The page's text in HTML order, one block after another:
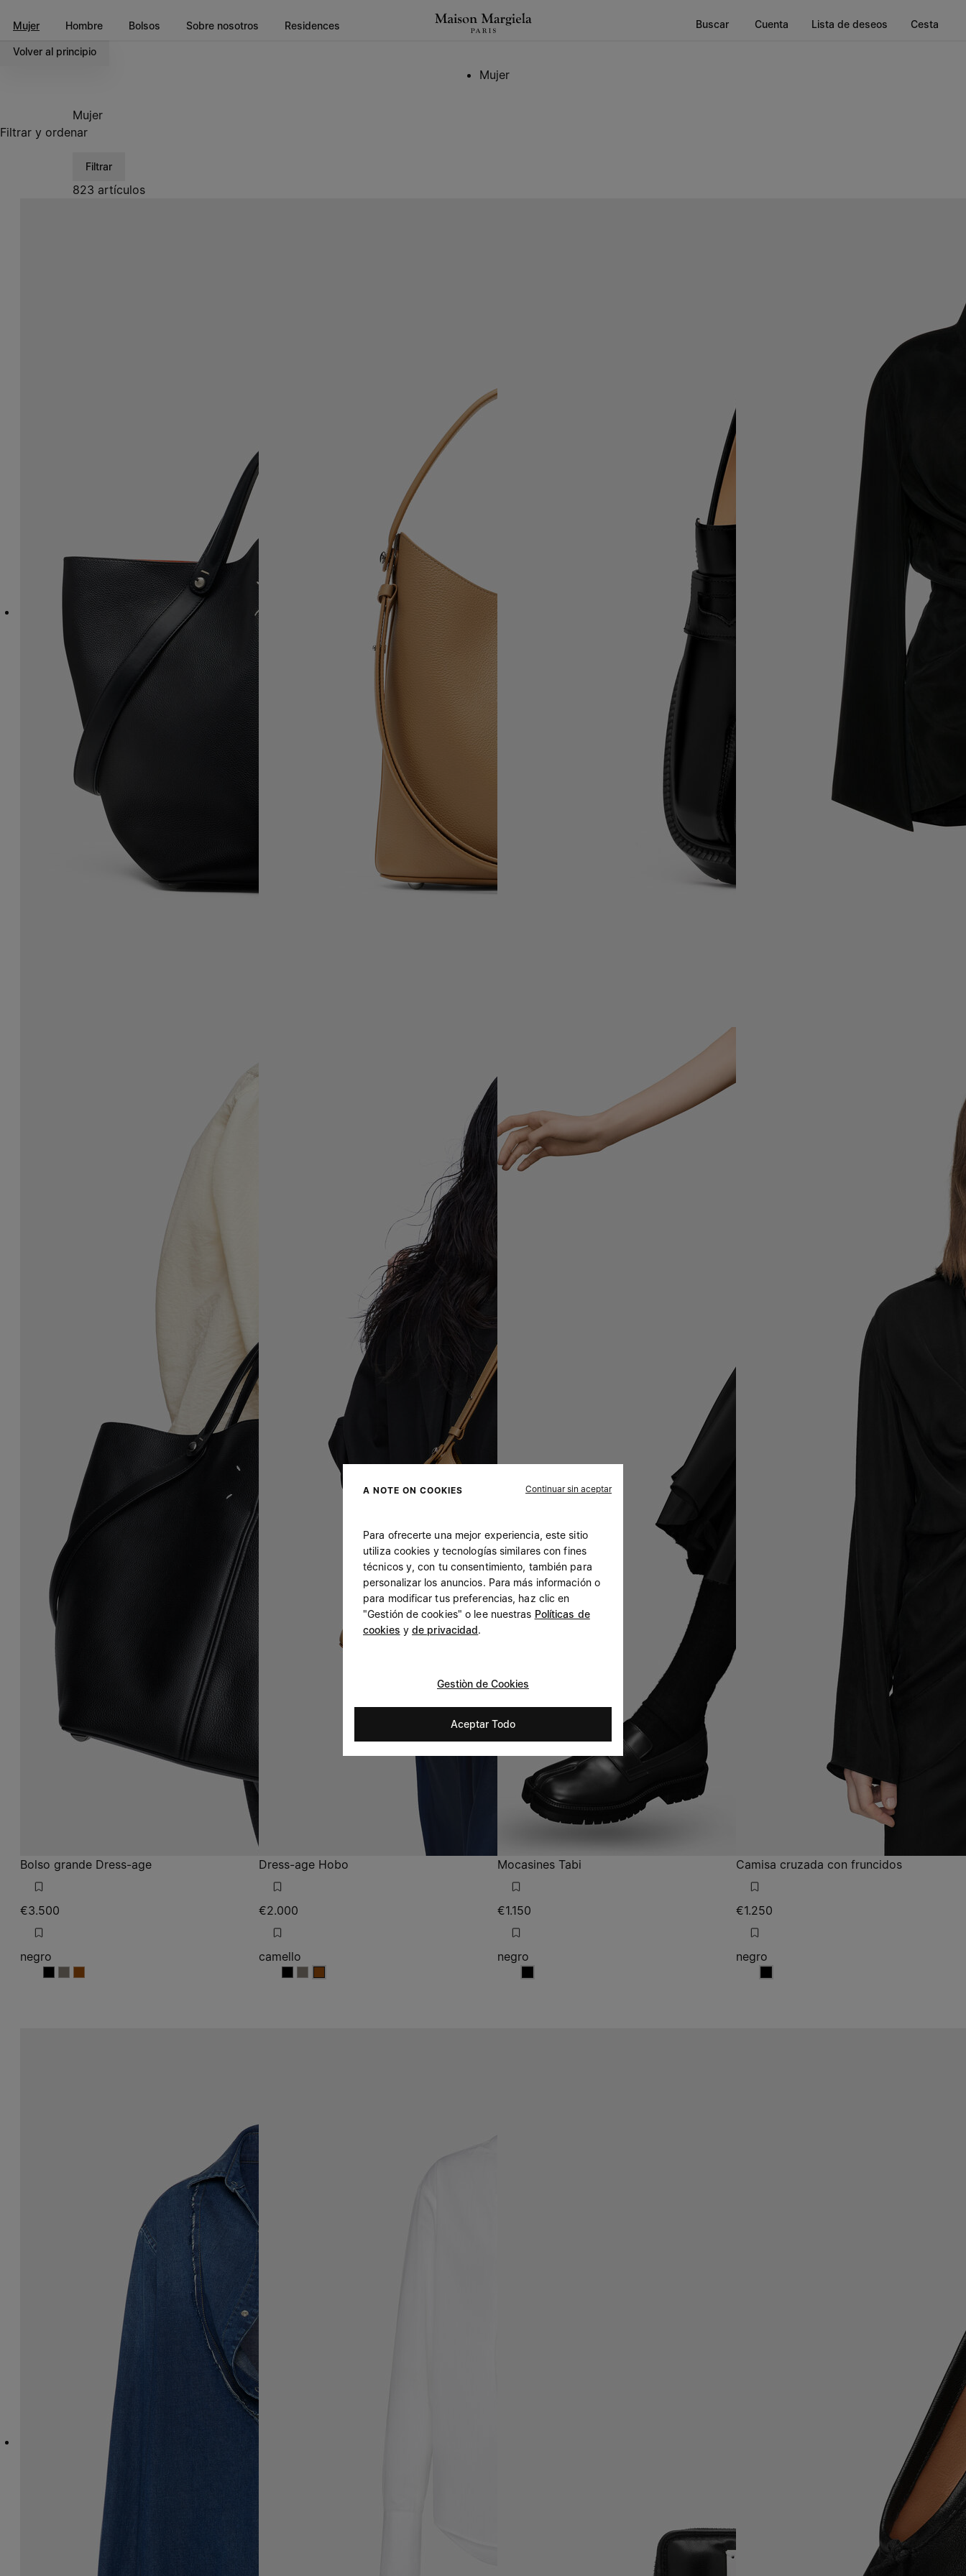
Mujer Hombre Bolsos Sobre nosotros Residences Buscar Cuenta Lista de deseos Cesta
Volver al principio
Mujer
Mujer
Filtrar y ordenar
Filtrar
823 artículos
Bolso grande Dress-age
€3.500
negro
negro
negronegro
Dress-age Hobo
€2.000
camello
camello
camellocamello
Mocasines Tabi
€1.150
negro
negro
Camisa cruzada con fruncidos
€1.250
negro
negro
A NOTE ON COOKIES Continuar sin aceptar
Para ofrecerte una mejor experiencia, este sitio
utiliza cookies y tecnologías similares con fines
técnicos y, con tu consentimiento, también para
personalizar los anuncios. Para más información o
para modificar tus preferencias, haz clic en
"Gestión de cookies" o lee nuestras Políticas de
cookies yde privacidad.
Gestiòn de Cookies
Aceptar Todo